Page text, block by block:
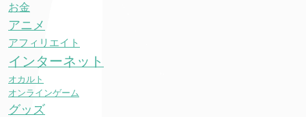
お金
アニメ
アフィリエイト
インターネット
オカルト
オンラインゲーム
グッズ